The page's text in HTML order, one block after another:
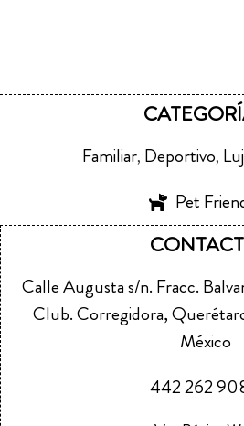
Familiar, Deportivo,
Pet
Calle Augusta s/n. Fracc.
Club. Corregidora,
México
442 262